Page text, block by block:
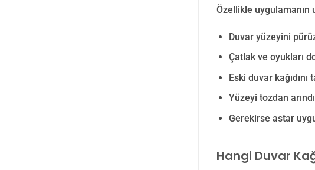
Özellikle
Duvar yüzeyini
Çatlak ve oyukları
Eski duvar
Yüzeyi tozdan
Gerekirse astar
Hangi Duvar